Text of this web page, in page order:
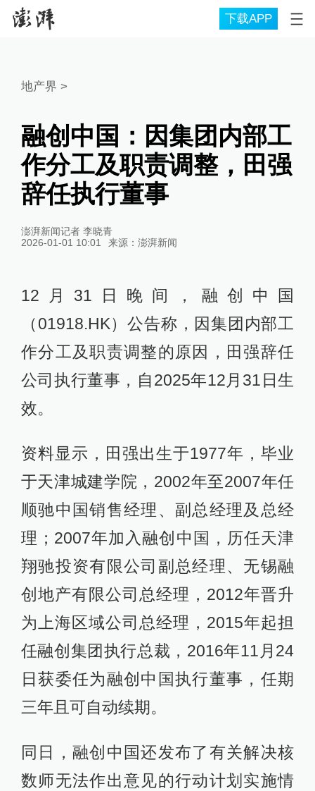
下载APP
地产界 >
融创中国：因集团内部工
作分工及职责调整，田强
辞任执行董事
澎湃新闻记者 李晓青
2026-01-01 10:01
来源： 澎湃新闻
12月31日晚间，融创中国
（01918.HK）公告称，因集团内部工
作分工及职责调整的原因，田强辞任
公司执行董事，自2025年12月31日生
效。
资料显示，田强出生于1977年，毕业
于天津城建学院，2002年至2007年任
顺驰中国销售经理、副总经理及总经
理；2007年加入融创中国，历任天津
翔驰投资有限公司副总经理、无锡融
创地产有限公司总经理，2012年晋升
为上海区域公司总经理，2015年起担
任融创集团执行总裁，2016年11月24
日获委任为融创中国执行董事，任期
三年且可自动续期。
同日，融创中国还发布了有关解决核
数师无法作出意见的行动计划实施情